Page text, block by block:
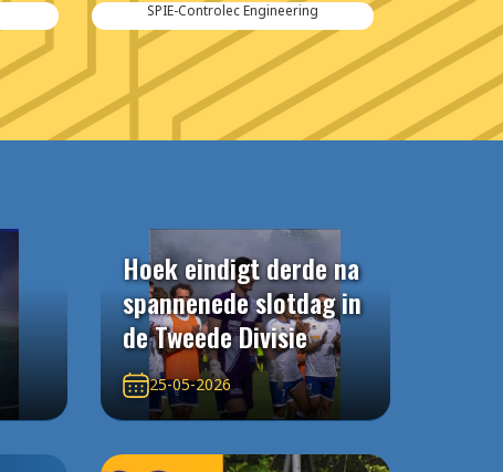
SPIE-Controlec Engineering
Hoek eindigt derde na
spannenede slotdag in
de Tweede Divisie
25-05-2026